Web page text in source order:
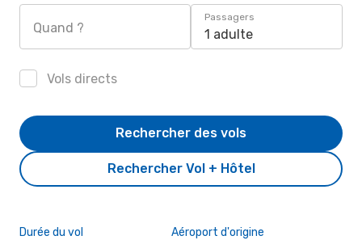
Quand ?
Passagers
1 adulte
Vols directs
Rechercher Vol + Hôtel
Rechercher des vols
Durée du vol Aéroport d'origine